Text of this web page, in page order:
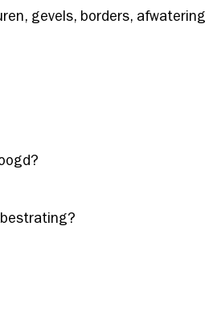
gevels, borders, afwatering